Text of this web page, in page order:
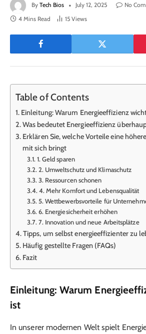
By Tech Bios July 12, 2025
No
4 Mins Read
15 Views
Table of Contents
Einleitung: Warum Energieeffizienz
Was bedeutet Energieeffizienz
Erklären Sie, welche Vorteile eine
mit sich bringt
1. Geld sparen
2. Umweltschutz und Klimaschutz
3. Ressourcen schonen
4. Mehr Komfort und Lebensqualität
5. Wettbewerbsvorteile für
6. Energiesicherheit erhöhen
7. Innovation und neue Arbeitsplätze
Tipps, um selbst energieeffizienter zu
Häufig gestellte Fragen (FAQs)
Fazit
Einleitung: Warum
ist
In unserer modernen Welt spielt